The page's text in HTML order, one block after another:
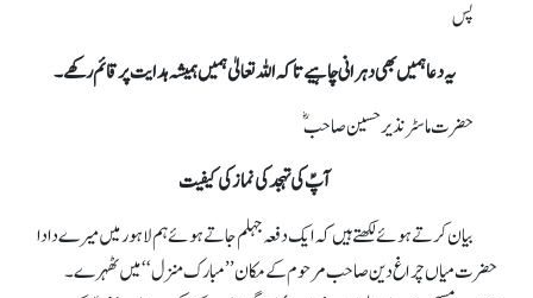
پس
یہ دعا ہمیں بھی دہرانی چاہیے تاکہ اللہ تعالیٰ ہمیں ہمیشہ ہدایت پر قائم رکھے۔
حضرت ماسٹر نذیر حسین صاحبؓ
آپؑ کی تہجد کی نماز کی کیفیت
بیان کرتے ہوئے لکھتے ہیں کہ ایک دفعہ جہلم جاتے ہوئے ہم لاہور میں میرے دادا
حضرت میاں چراغ دین صاحب مرحوم کے مکان ’’مبارک منزل‘‘ میں ٹھہرے۔